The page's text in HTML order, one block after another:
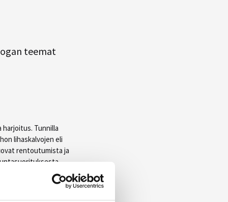
teemat
harjoitus. Tunnilla
lihaskalvojen eli
rentoutumista ja